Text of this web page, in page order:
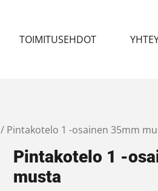
TOIMITUSEHDOT
/ Pintakotelo 1 -osainen 35mm
Pintakotelo 1 -
musta